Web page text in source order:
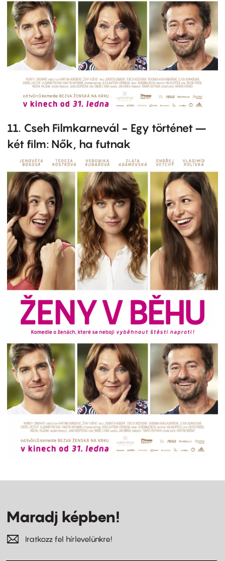
11. Cseh Filmkarnevál - Egy történet –
két film: Nők, ha futnak
Maradj képben!
Iratkozz fel hírlevelünkre!